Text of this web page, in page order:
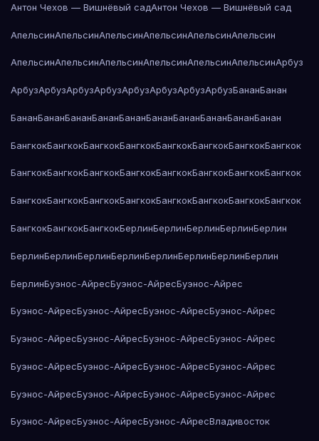
Антон Чехов — Вишнёвый садАнтон Чехов — Вишнёвый сад
АпельсинАпельсинАпельсинАпельсинАпельсинАпельсин
АпельсинАпельсинАпельсинАпельсинАпельсинАпельсинАрбуз
АрбузАрбузАрбузАрбузАрбузАрбузАрбузАрбузБананБанан
БананБананБананБананБананБананБананБананБананБанан
БангкокБангкокБангкокБангкокБангкокБангкокБангкокБангкок
БангкокБангкокБангкокБангкокБангкокБангкокБангкокБангкок
БангкокБангкокБангкокБангкокБангкокБангкокБангкокБангкок
БангкокБангкокБангкокБерлинБерлинБерлинБерлинБерлин
БерлинБерлинБерлинБерлинБерлинБерлинБерлинБерлин
БерлинБуэнос-АйресБуэнос-АйресБуэнос-Айрес
Буэнос-АйресБуэнос-АйресБуэнос-АйресБуэнос-Айрес
Буэнос-АйресБуэнос-АйресБуэнос-АйресБуэнос-Айрес
Буэнос-АйресБуэнос-АйресБуэнос-АйресБуэнос-Айрес
Буэнос-АйресБуэнос-АйресБуэнос-АйресБуэнос-Айрес
Буэнос-АйресБуэнос-АйресБуэнос-АйресВладивосток